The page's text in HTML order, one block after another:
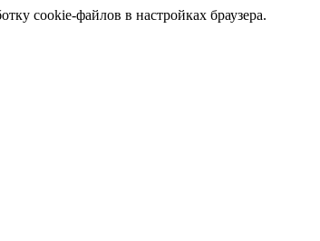
cookie-файлов в настройках браузера.